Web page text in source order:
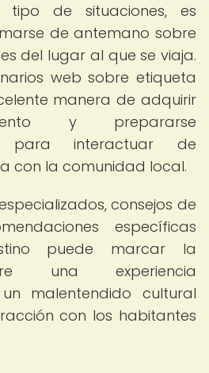
tipo de situaciones, es
de antemano sobre
del lugar al que se viaja.
web sobre etiqueta
manera de adquirir
y prepararse
para interactuar de
con la comunidad local.
consejos de
específicas
puede marcar la
una experiencia
malentendido cultural
con los habitantes